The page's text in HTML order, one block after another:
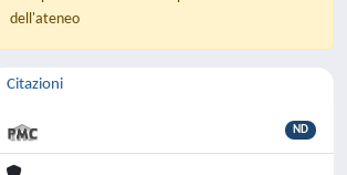
dell'ateneo
Citazioni
ND